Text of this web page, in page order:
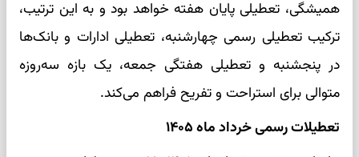
همیشگی، تعطیلی پایان هفته خواهد بود و به این ترتیب،
ترکیب تعطیلی رسمی چهارشنبه، تعطیلی ادارات و بانک‌ها
در پنجشنبه و تعطیلی هفتگی جمعه، یک بازه سه‌روزه
متوالی برای استراحت و تفریح فراهم می‌کند.
تعطیلات رسمی خرداد ماه ۱۴۰۵